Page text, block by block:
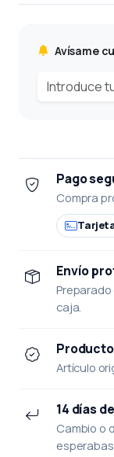
Avísame
Pago
Compra
Envío
caja.
Artículo
14 días
Cambio o
esperabas.